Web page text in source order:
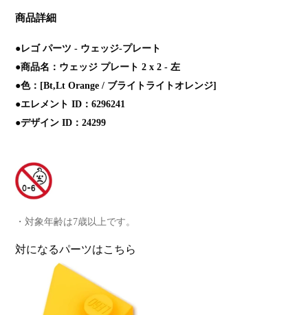
商品詳細
●レゴ パーツ - ウェッジ-プレート
●商品名：ウェッジ プレート 2 x 2 - 左
●色：[Bt,Lt Orange / ブライトライトオレンジ]
●エレメント ID：6296241
●デザイン ID：24299
対象年齢は7歳以上です。
対になるパーツはこちら